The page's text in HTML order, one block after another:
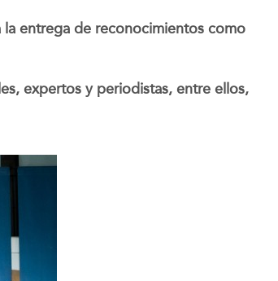
entrega de reconocimientos como
expertos y periodistas, entre ellos,